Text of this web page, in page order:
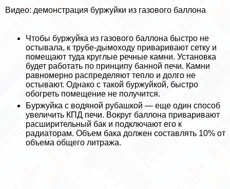
Видео: демонстрация буржуйки из газового баллона
Чтобы буржуйка из газового баллона быстро не
остывала, к трубе-дымоходу приваривают сетку и
помещают туда круглые речные камни. Установка
будет работать по принципу банной печи. Камни
равномерно распределяют тепло и долго не
остывают. Однако с такой буржуйкой, быстро
обогреть помещение не получится.
Буржуйка с водяной рубашкой — еще один способ
увеличить КПД печи. Вокруг баллона приваривают
расширительный бак и подключают его к
радиаторам. Объем бака должен составлять 10% от
объема общего литража.